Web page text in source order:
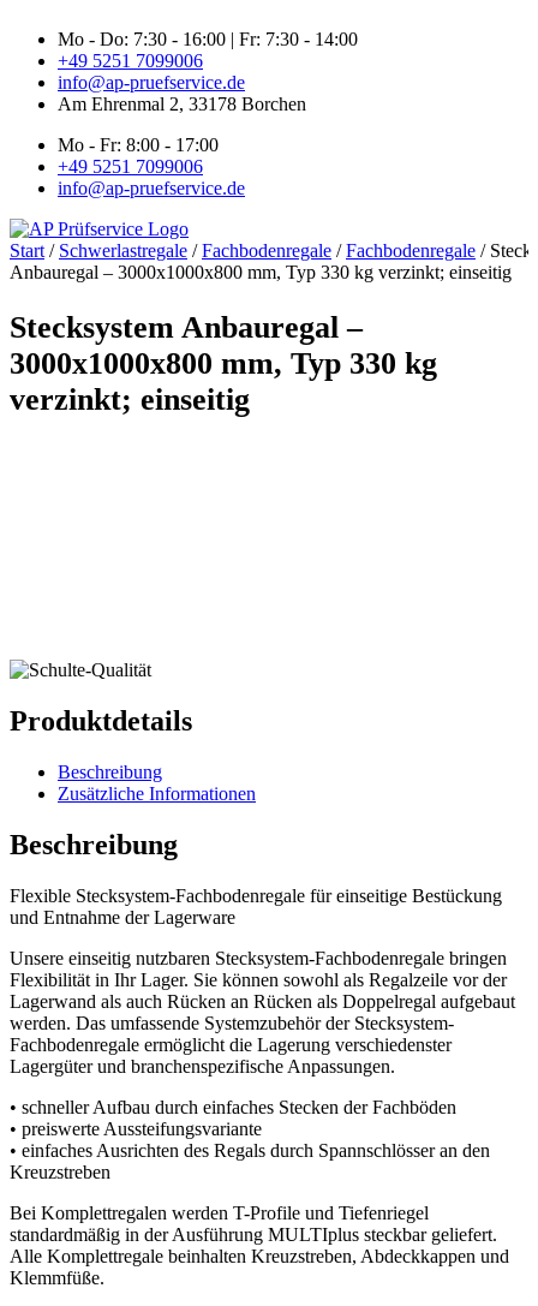
Inhalt
springen
Mo - Do: 7:30 - 16:00 | Fr: 7:30 - 14:00
+49 5251 7099006
info@ap-pruefservice.de
Am Ehrenmal 2, 33178 Borchen
Mo - Fr: 8:00 - 17:00
+49 5251 7099006
info@ap-pruefservice.de
Start / Schwerlastregale /Fachbodenregale /Fachbodenregale /
Anbauregal – 3000x1000x800 mm, Typ 330 kg verzinkt; einseitig
Stecksystem Anbauregal –
3000x1000x800 mm, Typ 330 kg
verzinkt; einseitig
Produktdetails
Beschreibung
Zusätzliche Informationen
Beschreibung
Flexible Stecksystem-Fachbodenregale für einseitige Bestückung
und Entnahme der Lagerware
Unsere einseitig nutzbaren Stecksystem-Fachbodenregale bringen
Flexibilität in Ihr Lager. Sie können sowohl als Regalzeile vor der
Lagerwand als auch Rücken an Rücken als Doppelregal aufgebaut
werden. Das umfassende Systemzubehör der Stecksystem-
Fachbodenregale ermöglicht die Lagerung verschiedenster
Lagergüter und branchenspezifische Anpassungen.
• schneller Aufbau durch einfaches Stecken der Fachböden
• preiswerte Aussteifungsvariante
• einfaches Ausrichten des Regals durch Spannschlösser an den
Kreuzstreben
Bei Komplettregalen werden T-Profile und Tiefenriegel
standardmäßig in der Ausführung MULTIplus steckbar geliefert.
Alle Komplettregale beinhalten Kreuzstreben, Abdeckkappen und
Klemmfüße.